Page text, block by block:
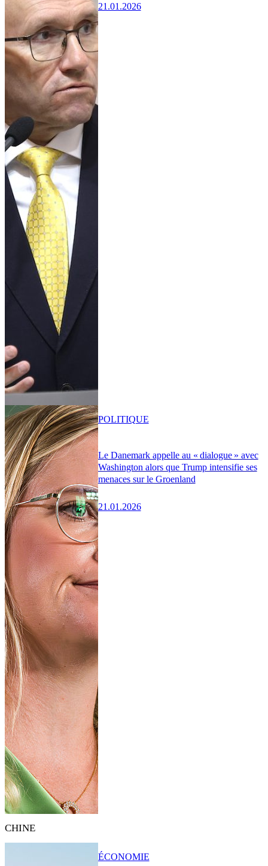
21.01.2026
Le Danemark appelle au « dialogue » avec
Washington alors que Trump intensifie ses
menaces sur le Groenland
21.01.2026
POLITIQUE
CHINE
ÉCONOMIE